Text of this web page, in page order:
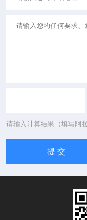
请输入计算结果（填写阿